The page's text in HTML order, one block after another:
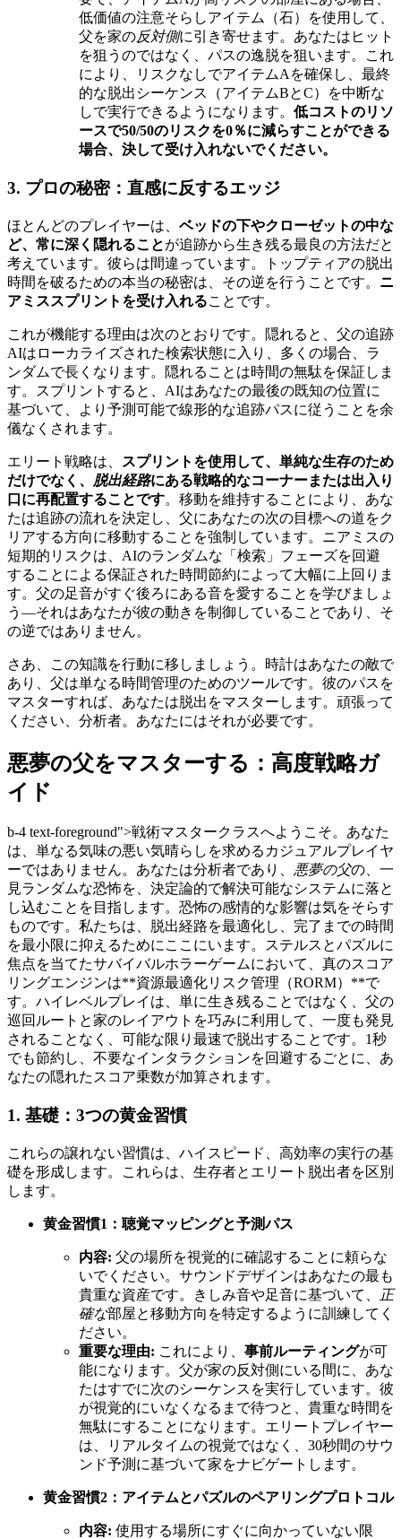
低価値の注意そらしアイテム（石）を使用して、
父を家の反対側に引き寄せます。あなたはヒット
を狙うのではなく、パスの逸脱を狙います。これ
により、リスクなしでアイテムAを確保し、最終
的な脱出シーケンス（アイテムBとC）を中断な
しで実行できるようになります。 低コストのリソ
ースで50/50のリスクを0％に減らすことができる
場合、決して受け入れないでください。
3. プロの秘密：直感に反するエッジ
ほとんどのプレイヤーは、 ベッドの下やクローゼットの中な
ど、常に深く隠れることが追跡から生き残る最良の方法だと
考えています。彼らは間違っています。トップティアの脱出
時間を破るための本当の秘密は、その逆を行うことです。 ニ
アミススプリントを受け入れることです。
これが機能する理由は次のとおりです。隠れると、父の追跡
AIはローカライズされた検索状態に入り、多くの場合、ラ
ンダムで長くなります。隠れることは時間の無駄を保証しま
す。スプリントすると、AIはあなたの最後の既知の位置に
基づいて、より予測可能で線形的な追跡パスに従うことを余
儀なくされます。
エリート戦略は、
スプリントを使用して、単純な生存のため
だけでなく、 脱出経路にある戦略的なコーナーまたは出入り
口に再配置することです。移動を維持することにより、あな
たは追跡の流れを決定し、父にあなたの次の目標への道をク
リアする方向に移動することを強制しています。ニアミスの
短期的リスクは、AIのランダムな「検索」フェーズを回避
することによる保証された時間節約によって大幅に上回りま
す。父の足音がすぐ後ろにある音を愛することを学びましょ
う—それはあなたが彼の動きを制御していることであり、そ
の逆ではありません。
さあ、この知識を行動に移しましょう。時計はあなたの敵で
あり、父は単なる時間管理のためのツールです。彼のパスを
マスターすれば、あなたは脱出をマスターします。頑張って
ください、分析者。あなたにはそれが必要です。
悪夢の父をマスターする：高度戦略ガ
イド
b-4 text-foreground">戦術マスタークラスへようこそ。あなた
は、単なる気味の悪い気晴らしを求めるカジュアルプレイヤ
ーではありません。あなたは分析者であり、 悪夢の父の、一
見ランダムな恐怖を、決定論的で解決可能なシステムに落と
し込むことを目指します。恐怖の感情的な影響は気をそらす
ものです。私たちは、脱出経路を最適化し、完了までの時間
を最小限に抑えるためにここにいます。ステルスとパズルに
焦点を当てたサバイバルホラーゲームにおいて、真のスコア
リングエンジンは**資源最適化リスク管理（RORM）**で
す。ハイレベルプレイは、単に生き残ることではなく、父の
巡回ルートと家のレイアウトを巧みに利用して、一度も発見
されることなく、可能な限り最速で脱出することです。1秒
でも節約し、不要なインタラクションを回避するごとに、あ
なたの隠れたスコア乗数が加算されます。
1. 基礎：3つの黄金習慣
これらの譲れない習慣は、ハイスピード、高効率の実行の基
礎を形成します。これらは、生存者とエリート脱出者を区別
します。
黄金習慣1：聴覚マッピングと予測パス
内容: 父の場所を視覚的に確認することに頼らな
いでください。サウンドデザインはあなたの最も
貴重な資産です。きしみ音や足音に基づいて、
正
確な部屋と移動方向を特定するように訓練してく
ださい。
重要な理由: これにより、 事前ルーティングが可
能になります。父が家の反対側にいる間に、あな
たはすでに次のシーケンスを実行しています。彼
が視覚的にいなくなるまで待つと、貴重な時間を
無駄にすることになります。エリートプレイヤー
は、リアルタイムの視覚ではなく、30秒間のサウ
ンド予測に基づいて家をナビゲートします。
黄金習慣2：アイテムとパズルのペアリングプロトコル
内容: 使用する場所にすぐに向かっていない限